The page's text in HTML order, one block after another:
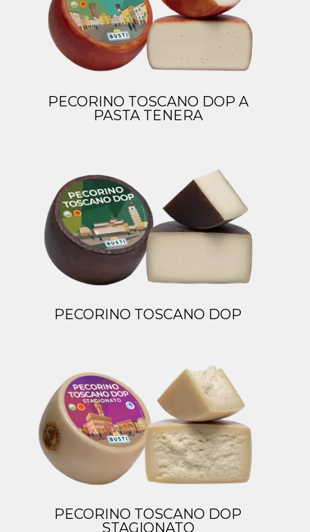
PECORINO TOSCANO DOP A
PASTA TENERA
PECORINO TOSCANO DOP
PECORINO TOSCANO DOP
STAGIONATO